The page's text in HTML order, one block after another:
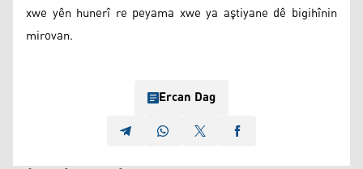
xwe yên hunerî re peyama xwe ya aştiyane dê bigihînin
mirovan.
Ercan Dag